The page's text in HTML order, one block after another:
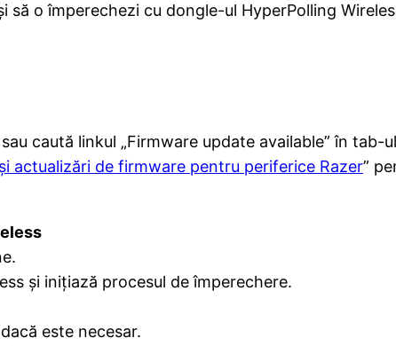
o împerechezi cu dongle-ul HyperPolling
caută linkul „Firmware update available” în tab-
actualizări de firmware pentru periferice Razer”
și inițiază procesul de împerechere.
este necesar.